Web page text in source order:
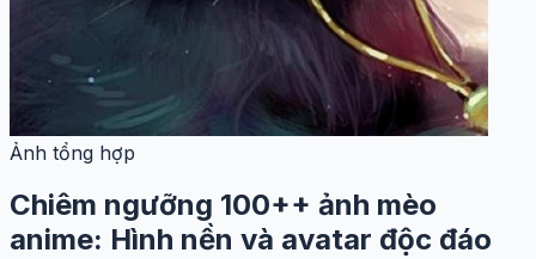
Ảnh tổng hợp
Chiêm ngưỡng 100++ ảnh mèo
anime: Hình nền và avatar độc đáo